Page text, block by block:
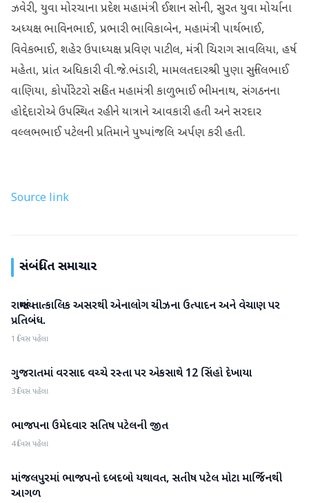
ઝવેરી, યુવા મોરચાના પ્રદેશ મહામંત્રી ઈશાન સોની, સુરત યુવા મોર્ચાના
અધ્યક્ષ ભાવિનભાઈ, પ્રભારી ભાવિકાબેન, મહામંત્રી પાર્થભાઈ,
વિવેકભાઈ, શહેર ઉપાધ્યક્ષ પ્રવિણ પાટીલ, મંત્રી ચિરાગ સાવલિયા, હર્ષ
મહેતા, પ્રાંત અધિકારી વી.જે.ભંડારી, મામલતદારશ્રી પુણા સુનિલભાઈ
વાણિયા, કોર્પોરેટરો સહિત મહામંત્રી કાળુભાઈ ભીમનાથ, સંગઠનના
હોદ્દેદારોએ ઉપસ્થિત રહીને યાત્રાને આવકારી હતી અને સરદાર
વલ્લભભાઈ પટેલની પ્રતિમાને પુષ્પાંજલિ અર્પણ કરી હતી.
Source link
સંબંધિત સમાચાર
ગુજરાત
રાજ્યમાં તાત્કાલિક અસરથી એનાલોગ ચીઝના ઉત્પાદન અને વેચાણ પર
પ્રતિબંધ.
1 દિવસ પહેલા
ગુજરાત
ગુજરાતમાં વરસાદ વચ્ચે રસ્તા પર એકસાથે 12 સિંહો દેખાયા
3 દિવસ પહેલા
ગુજરાત
ભાજપના ઉમેદવાર સતિષ પટેલની જીત
4 દિવસ પહેલા
ગુજરાત
માંજલપુરમાં ભાજપનો દબદબો યથાવત, સતીષ પટેલ મોટા માર્જિનથી
આગળ